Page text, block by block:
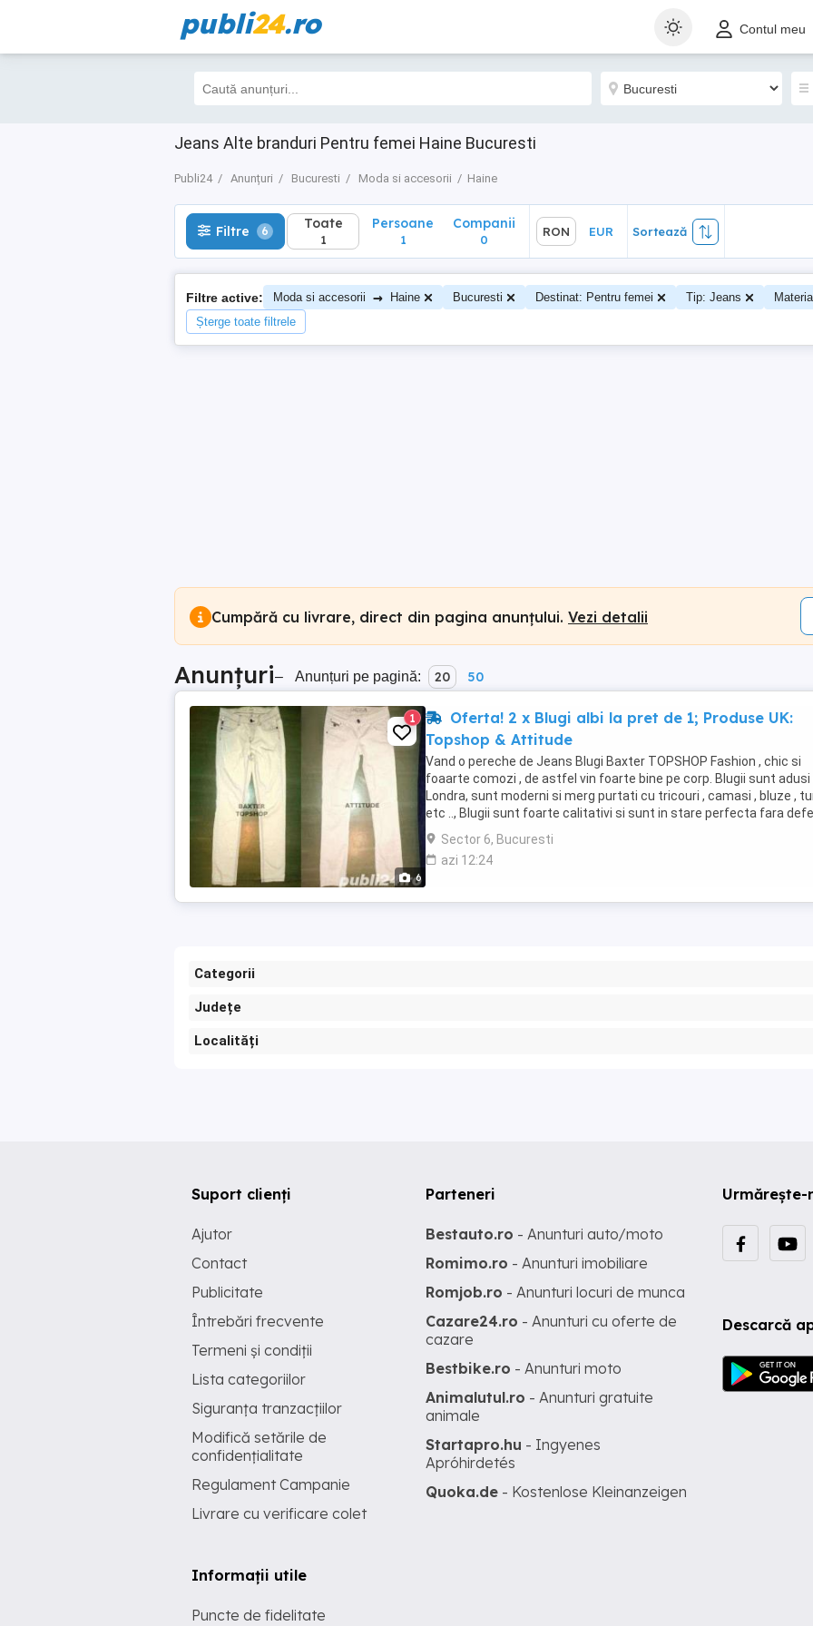
publi24.ro Contul meu
Jeans Alte branduri Pentru femei Haine Bucuresti
Publi24 Anunțuri Bucuresti Moda si accesorii Haine
Filtre 6 Toate
1
Sortează
Filtre 6 Toate
1
Persoane
1
Companii
0
RON EUR Sortează
Filtre active: Moda si accesorii → Haine Bucuresti Destinat: Pentru femei Tip: Jeans
Șterge toate filtrele
Cumpără cu livrare, direct din pagina anunțului. Vezi detalii
Anunțuri– Anunțuri pe pagină: 20 50
6
1
Oferta! 2 x Blugi albi la pret de 1; Produse UK:
Topshop & Attitude
Vand o pereche de Jeans Blugi Baxter TOPSHOP Fashion , chic si
foaarte comozi , de astfel vin foarte bine pe corp. Blugii sunt adusi
Londra, sunt moderni si merg purtati cu tricouri , camasi , bluze ,
etc .., Blugii sunt foarte calitativi si sunt in stare perfecta fara
ascunse ...
Sector 6, Bucuresti
azi 12:24
Categorii
Județe
Localități
Urmărește-
Descarcă
Suport clienți
Ajutor
Contact
Publicitate
Întrebări frecvente
Termeni și condiții
Lista categoriilor
Siguranța tranzacțiilor
Modifică setările de
confidențialitate
Regulament Campanie
Livrare cu verificare colet
Informații utile
Puncte de fidelitate
Parteneri
Bestauto.ro - Anunturi auto/moto
Romimo.ro - Anunturi imobiliare
Romjob.ro - Anunturi locuri de munca
Cazare24.ro - Anunturi cu oferte de
cazare
Bestbike.ro - Anunturi moto
Animalutul.ro - Anunturi gratuite
animale
Startapro.hu - Ingyenes
Apróhirdetés
Quoka.de - Kostenlose Kleinanzeigen